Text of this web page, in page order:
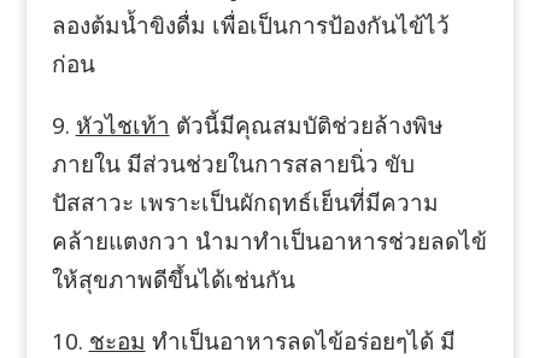
ลองต้มน้ำขิงดื่ม เพื่อเป็นการป้องกันไข้ไว้
ก่อน
9. หัวไชเท้า ตัวนี้มีคุณสมบัติช่วยล้างพิษ
ภายใน มีส่วนช่วยในการสลายนิ่ว ขับ
ปัสสาวะ เพราะเป็นผักฤทธ์เย็นที่มีความ
คล้ายแตงกวา นำมาทำเป็นอาหารช่วยลดไข้
ให้สุขภาพดีขึ้นได้เช่นกัน
10. ชะอม ทำเป็นอาหารลดไข้อร่อยๆได้ มี